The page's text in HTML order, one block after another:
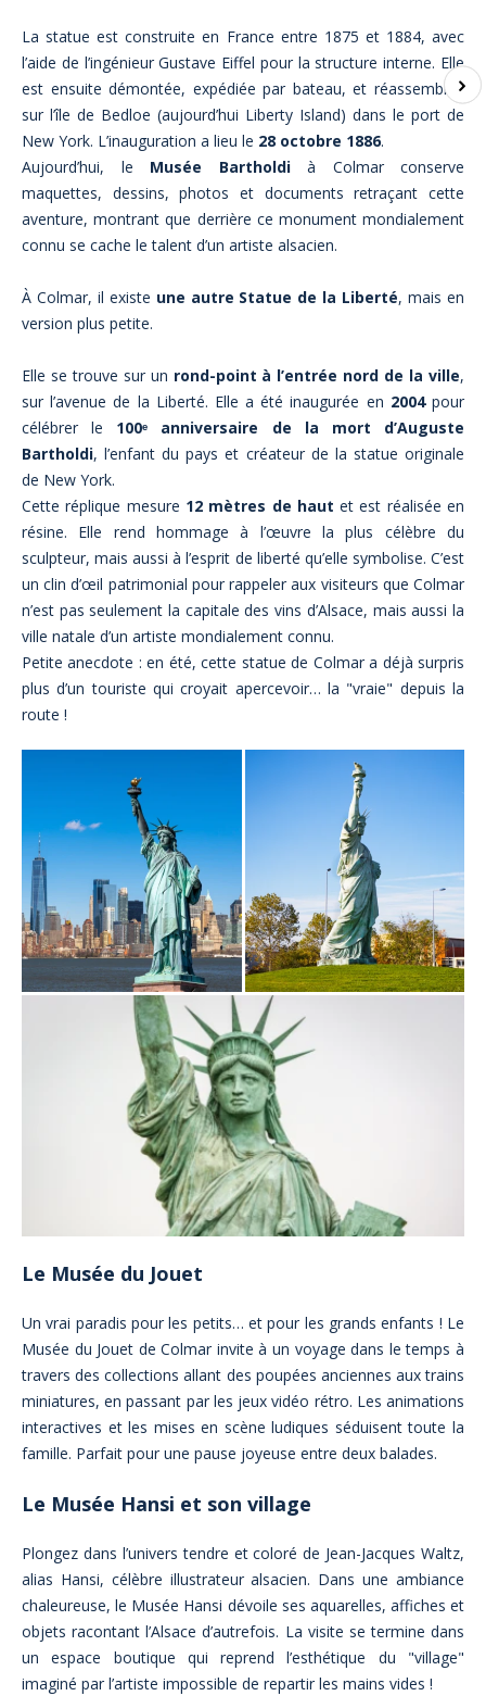
La statue est construite en France entre 1875 et 1884, avec
l’aide de l’ingénieur Gustave Eiffel pour la structure interne. Elle
est ensuite démontée, expédiée par bateau, et réassemblée
sur l’île de Bedloe (aujourd’hui Liberty Island) dans le port de
New York. L’inauguration a lieu le 28 octobre 1886.
Aujourd’hui, le Musée Bartholdià Colmar conserve
maquettes, dessins, photos et documents retraçant cette
aventure, montrant que derrière ce monument mondialement
connu se cache le talent d’un artiste alsacien.
À Colmar, il existe une autre Statue de la Liberté, mais en
version plus petite.
Elle se trouve sur un rond-point à l’entrée nord de la ville,
sur l’avenue de la Liberté. Elle a été inaugurée en 2004pour
célébrer le 100ᵉ anniversaire de la mort d’Auguste
Bartholdi, l’enfant du pays et créateur de la statue originale
de New York.
Cette réplique mesure 12 mètres de haut et est réalisée en
résine. Elle rend hommage à l’œuvre la plus célèbre du
sculpteur, mais aussi à l’esprit de liberté qu’elle symbolise. C’est
un clin d’œil patrimonial pour rappeler aux visiteurs que Colmar
n’est pas seulement la capitale des vins d’Alsace, mais aussi la
ville natale d’un artiste mondialement connu.
Petite anecdote : en été, cette statue de Colmar a déjà surpris
plus d’un touriste qui croyait apercevoir… la "vraie" depuis la
route !
Le Musée du Jouet
Un vrai paradis pour les petits… et pour les grands enfants ! Le
Musée du Jouet de Colmar invite à un voyage dans le temps à
travers des collections allant des poupées anciennes aux trains
miniatures, en passant par les jeux vidéo rétro. Les animations
interactives et les mises en scène ludiques séduisent toute la
famille. Parfait pour une pause joyeuse entre deux balades.
Le Musée Hansi et son village
Plongez dans l’univers tendre et coloré de Jean-Jacques Waltz,
alias Hansi, célèbre illustrateur alsacien. Dans une ambiance
chaleureuse, le Musée Hansi dévoile ses aquarelles, affiches et
objets racontant l’Alsace d’autrefois. La visite se termine dans
un espace boutique qui reprend l’esthétique du "village"
imaginé par l’artiste impossible de repartir les mains vides !